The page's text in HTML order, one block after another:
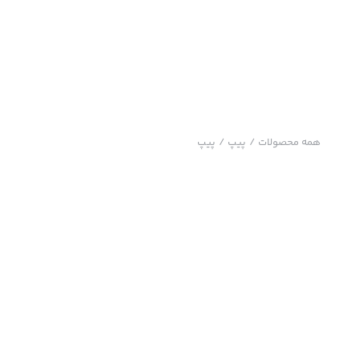
همه محصولات / پیپ / پیپ